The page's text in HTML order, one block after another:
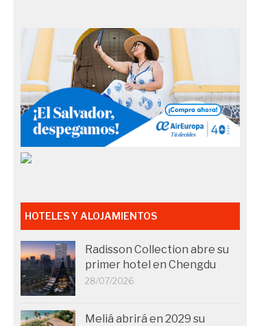
HOTELES Y ALOJAMIENTOS
Radisson Collection abre su
primer hotel en Chengdu
28/07/2026
Meliá abrirá en 2029 su